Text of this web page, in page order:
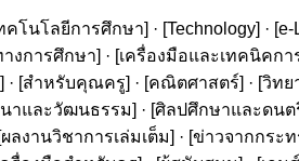
คโนโลยีการศึกษา] · [Technology] · [e-
งการศึกษา] · [เครื่องมือและเทคนิคกา
] · [สำหรับคุณครู] · [คณิตศาสตร์] · [วิทย
าและวัฒนธรรม] · [ศิลปศึกษาและดนต
ผลงานวิชาการเล่มเต็ม] · [ข่าวจากกระ